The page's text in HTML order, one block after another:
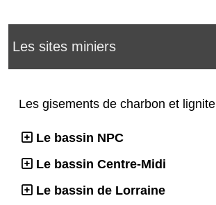
Les sites miniers
Les gisements de charbon et lignite
Le bassin NPC
Le bassin Centre-Midi
Le bassin de Lorraine